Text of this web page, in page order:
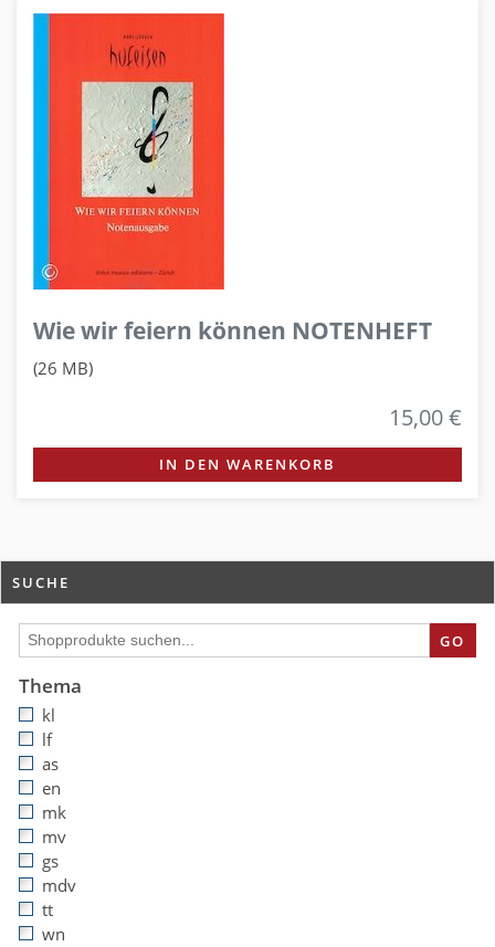
Wie wir feiern können NOTENHEFT
(26 MB)
15,00 €
IN DEN WARENKORB
SUCHE
GO
Thema
kl
lf
as
en
mk
mv
gs
mdv
tt
wn